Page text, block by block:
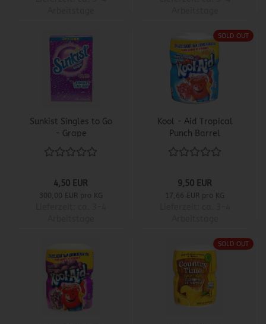
Sunkist Singles to Go
- Grape
4,50 EUR
300,00 EUR pro KG
SOLD OUT
Kool - Aid Tropical
Punch Barrel
9,50 EUR
17,66 EUR pro KG
SOLD OUT